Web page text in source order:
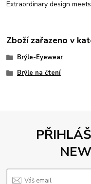
Extraordinary design
Zboží zařazeno v
Brýle-Eyewear
Brýle na čtení